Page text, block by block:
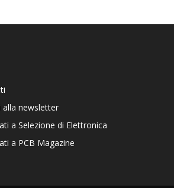
alla newsletter
a Selezione di Elettronica
a PCB Magazine